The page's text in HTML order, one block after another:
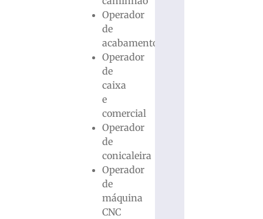
Operador
de
acabamento
Operador
de
caixa
e
comercial
Operador
de
conicaleira
Operador
de
máquina
CNC